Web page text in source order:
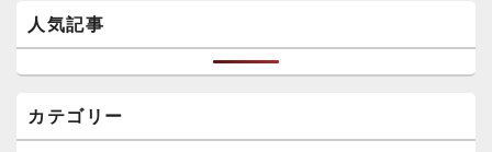
人気記事
カテゴリー